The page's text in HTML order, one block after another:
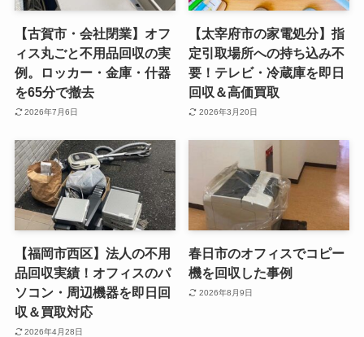
【古賀市・会社閉業】オフ
ィス丸ごと不用品回収の実
例。ロッカー・金庫・什器
を65分で撤去
2026年7月6日
【太宰府市の家電処分】指
定引取場所への持ち込み不
要！テレビ・冷蔵庫を即日
回収＆高価買取
2026年3月20日
【福岡市西区】法人の不用
品回収実績！オフィスのパ
ソコン・周辺機器を即日回
収＆買取対応
2026年4月28日
春日市のオフィスでコピー
機を回収した事例
2026年8月9日